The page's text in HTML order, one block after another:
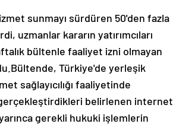
sunmayı sürdüren 50'den fazla
uzmanlar kararın yatırımcıları
bültenle faaliyet izni olmayan
Türkiye'de yerleşik
sağlayıcılığı faaliyetinde
gerçekleştirdikleri belirlenen internet
gerekli hukuki işlemlerin